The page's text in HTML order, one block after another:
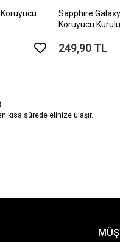
Sapphire
Koruyucu
249,90 TL
kısa sürede elinize ulaşır.